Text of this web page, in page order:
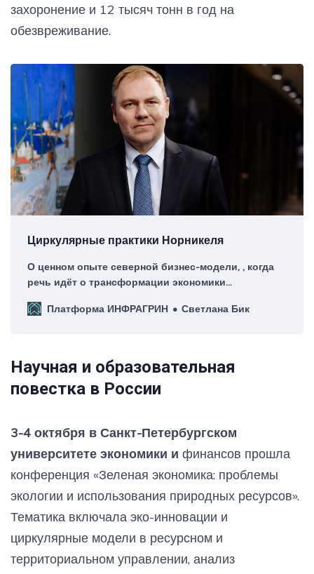
захоронение и 12 тысяч тонн в год на
обезвреживание.
Циркулярные практики Норникеля
О ценном опыте северной бизнес-модели, , когда
речь идёт о трансформации экономики
платформы ИНФРАГРИН Светлане Бик
Станислав Селезнев.
Платформа ИНФРАГРИН Светлана Бик
Научная и образовательная
повестка в России
3-4 октября в Санкт-Петербургском
университете экономики и финансов прошла
конференция «Зеленая экономика: проблемы
экологии и использования природных ресурсов».
Тематика включала эко-инновации и
циркулярные модели в ресурсном и
территориальном управлении, анализ